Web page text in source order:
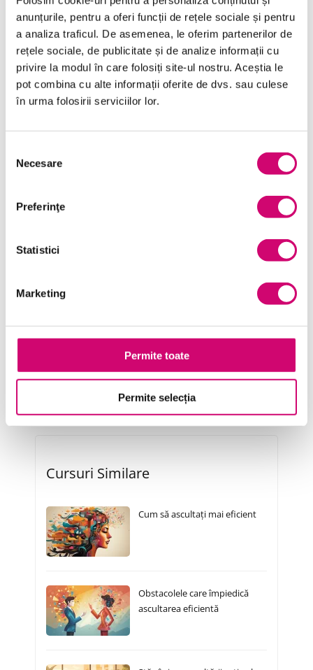
anunțurile, pentru a oferi funcții de rețele sociale și pentru
a analiza traficul. De asemenea, le oferim partenerilor de
rețele sociale, de publicitate și de analize informații cu
privire la modul în care folosiți site-ul nostru. Aceștia le
pot combina cu alte informații oferite de dvs. sau culese
în urma folosirii serviciilor lor.
consimțământului
Necesare
Preferinţe
Statistici
Marketing
Permite toate
Permite selecția
Categorii de Cursuri
Comunicare
Limba Engleză
Microsoft Office
Resurse Umane
Serviciul clienți
Transformare Digitală
Vânzări și negocieri
Cursuri Similare
Cum să ascultați mai eficient
Obstacolele care împiedică
ascultarea eficientă